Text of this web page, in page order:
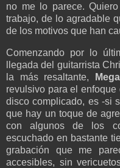
no me lo parece.
trabajo, de lo agradable
de los motivos que han
Comenzando por lo
llegada del guitarrista
la más resaltante,
revulsivo para el
disco complicado, es -si
que hay un toque de
con algunos de los
escuchado en bastante
grabación que me
accesibles, sin